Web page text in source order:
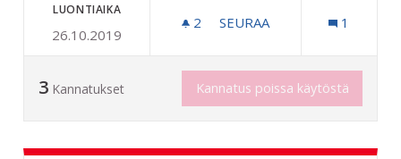
LUONTIAIKA
26.10.2019
2 2 SEURAAJAA
SEURAA 1
3 Kannatukset Kannatus poissa käytöstä